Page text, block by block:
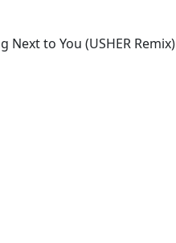
Next to You (USHER Remix)